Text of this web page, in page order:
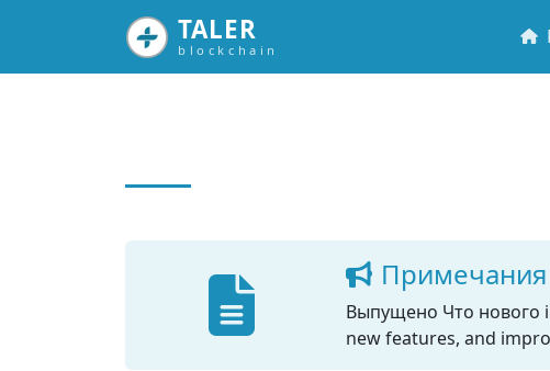
TALER
blockchain
Примечания
Выпущено Что нового
new features, and